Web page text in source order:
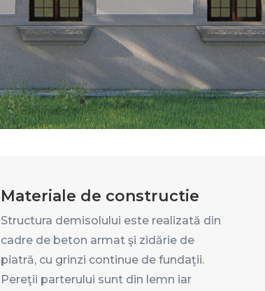
Materiale de constructie
Structura demisolului este realizată din
cadre de beton armat şi zidărie de
piatră, cu grinzi continue de fundaţii.
Pereţii parterului sunt din lemn iar